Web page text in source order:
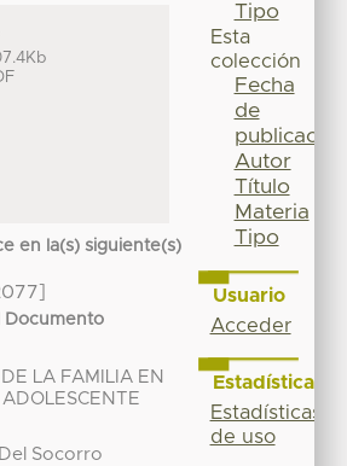
en la(s) siguiente(s)
Documento
LA FAMILIA EN
Socorro
Tipo
Esta
colección
Fecha
de
publicación
Autor
Título
Materia
Tipo
Usuario
Acceder
Estadísticas
Estadísticas
de uso